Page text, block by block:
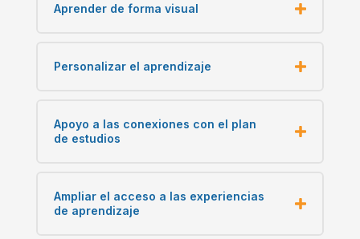
Aprender de forma visual
Personalizar el aprendizaje
Apoyo a las conexiones con el plan
de estudios
Ampliar el acceso a las experiencias
de aprendizaje